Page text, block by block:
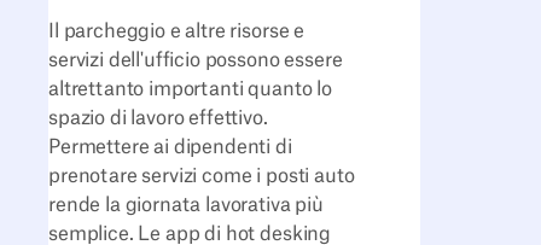
Il parcheggio e altre risorse e
servizi dell'ufficio possono essere
altrettanto importanti quanto lo
spazio di lavoro effettivo.
Permettere ai dipendenti di
prenotare servizi come i posti auto
rende la giornata lavorativa più
semplice. Le app di hot desking